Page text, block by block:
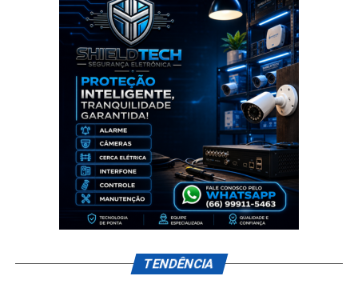
TENDÊNCIA